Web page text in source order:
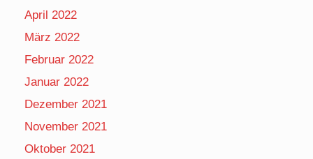
April 2022
März 2022
Februar 2022
Januar 2022
Dezember 2021
November 2021
Oktober 2021